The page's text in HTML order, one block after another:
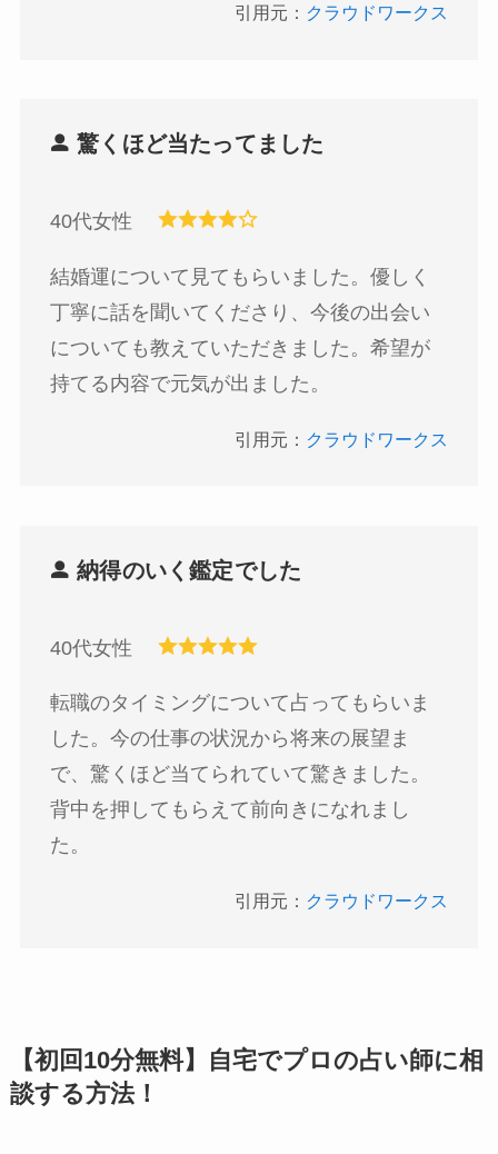
引用元： クラウドワークス
驚くほど当たってました
40代女性
結婚運について見てもらいました。優しく
丁寧に話を聞いてくださり、今後の出会い
についても教えていただきました。希望が
持てる内容で元気が出ました。
引用元： クラウドワークス
納得のいく鑑定でした
40代女性
転職のタイミングについて占ってもらいま
した。今の仕事の状況から将来の展望ま
で、驚くほど当てられていて驚きました。
背中を押してもらえて前向きになれまし
た。
引用元： クラウドワークス
【初回10分無料】自宅でプロの占い師に相
談する方法！